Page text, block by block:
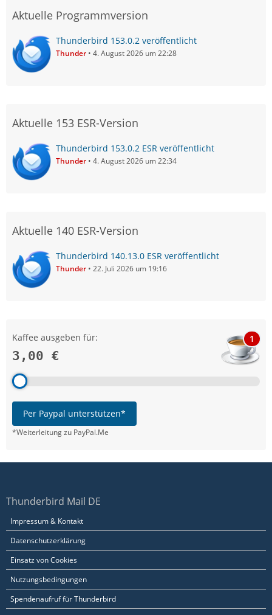
Aktuelle Programmversion
Thunderbird 153.0.2 veröffentlicht
Thunder 4. August 2026 um 22:28
Aktuelle 153 ESR-Version
Thunderbird 153.0.2 ESR veröffentlicht
Thunder 4. August 2026 um 22:34
Aktuelle 140 ESR-Version
Thunderbird 140.13.0 ESR veröffentlicht
Thunder 22. Juli 2026 um 19:16
Kaffee ausgeben für:
3,00 €
1
Per Paypal unterstützen*
*Weiterleitung zu PayPal.Me
Thunderbird Mail DE
Impressum & Kontakt
Datenschutzerklärung
Einsatz von Cookies
Nutzungsbedingungen
Spendenaufruf für Thunderbird